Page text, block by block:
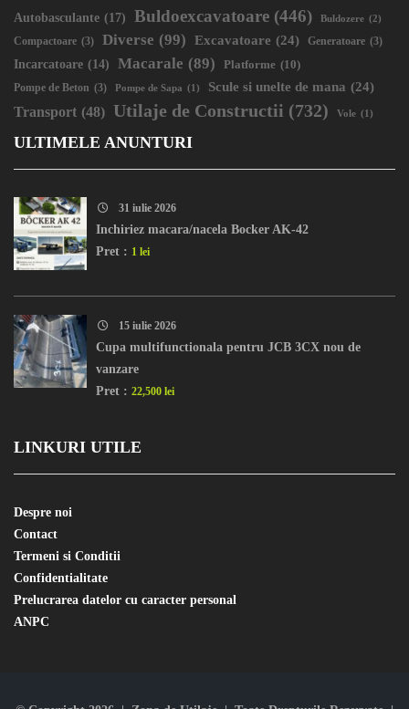
Autobasculante (17) Buldoexcavatoare (446) Buldozere (2)
Compactoare (3) Diverse (99) Excavatoare (24) Generatoare (3)
Incarcatoare (14) Macarale (89) Platforme (10)
Pompe de Beton (3) Pompe de Sapa (1) Scule si unelte de mana (24)
Transport (48) Utilaje de Constructii (732) Vole (1)
ULTIMELE ANUNTURI
31 iulie 2026
Inchiriez macara/nacela Bocker AK-42
Pret : 1 lei
15 iulie 2026
Cupa multifunctionala pentru JCB 3CX nou de
vanzare
Pret : 22,500 lei
LINKURI UTILE
Despre noi
Contact
Termeni si Conditii
Confidentialitate
Prelucrarea datelor cu caracter personal
ANPC